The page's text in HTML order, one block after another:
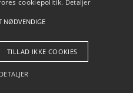
Blog Betingelser
cookiepolitik. Detaljer
NØDVENDIGE
TILLAD IKKE COOKIES